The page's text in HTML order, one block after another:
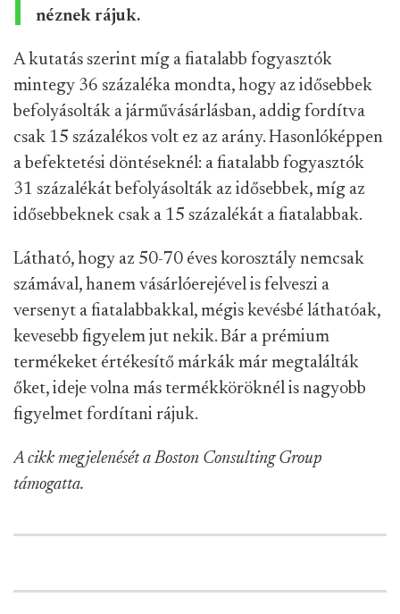
néznek rájuk.
A kutatás szerint míg a fiatalabb fogyasztók
mintegy 36 százaléka mondta, hogy az idősebbek
befolyásolták a járművásárlásban, addig fordítva
csak 15 százalékos volt ez az arány. Hasonlóképpen
a befektetési döntéseknél: a fiatalabb fogyasztók
31 százalékát befolyásolták az idősebbek, míg az
idősebbeknek csak a 15 százalékát a fiatalabbak.
Látható, hogy az 50-70 éves korosztály nemcsak
számával, hanem vásárlóerejével is felveszi a
versenyt a fiatalabbakkal, mégis kevésbé láthatóak,
kevesebb figyelem jut nekik. Bár a prémium
termékeket értékesítő márkák már megtalálták
őket, ideje volna más termékköröknél is nagyobb
figyelmet fordítani rájuk.
A cikk megjelenését a Boston Consulting Group
támogatta.